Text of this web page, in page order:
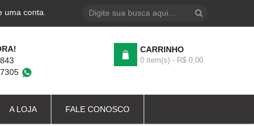
uma conta
CARRINHO
0 item(s) - R$ 0,00
A LOJA FALE CONOSCO